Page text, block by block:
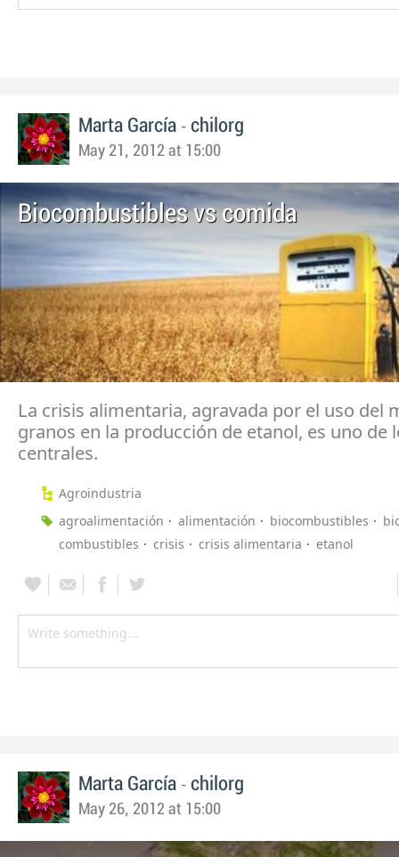
Marta García - chilorg
May 21, 2012 at 15:00
Biocombustibles vs comida
La crisis alimentaria, agravada por el uso del
granos en la producción de etanol, es uno de
centrales.
Agroindustria
agroalimentación
alimentación biocombustibles
combustibles
crisis crisis alimentaria etanol
Marta García - chilorg
May 26, 2012 at 15:00